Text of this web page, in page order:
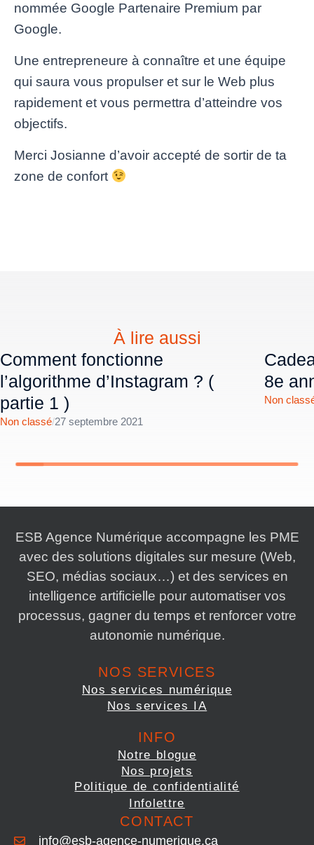
nommée Google Partenaire Premium par
Google.
Une entrepreneure à connaître et une équipe
qui saura vous propulser et sur le Web plus
rapidement et vous permettra d’atteindre vos
objectifs.
Merci Josianne d’avoir accepté de sortir de ta
zone de confort
À lire aussi
Comment fonctionne
l’algorithme d’Instagram ? (
partie 1 )
Non classé/27 septembre 2021
8e
Non
ESB Agence Numérique accompagne les PME
avec des solutions digitales sur mesure (Web,
SEO, médias sociaux…) et des services en
intelligence artificielle pour automatiser vos
processus, gagner du temps et renforcer votre
autonomie numérique.
NOS SERVICES
Nos services numérique
Nos services IA
INFO
Notre blogue
Nos projets
Politique de confidentialité
Infolettre
CONTACT
info@esb-agence-numerique.ca